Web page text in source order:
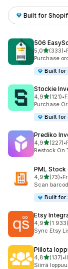
Built for
506
5,0/ 5(333)
333 •
Purchase
Built for
Stockie
4,9/ 5(121)
121 •
Purchase
Built for
Prediko
4,9/ 5(227)
227 •
Restock On
PML Stock
4,9/ 5(73)
73 •
Scan
Built for
Etsy
4,9/ 5(1 933)
1933
Sync Etsy
Piilota
4,8/ 5(137)
137 •
Siirrä